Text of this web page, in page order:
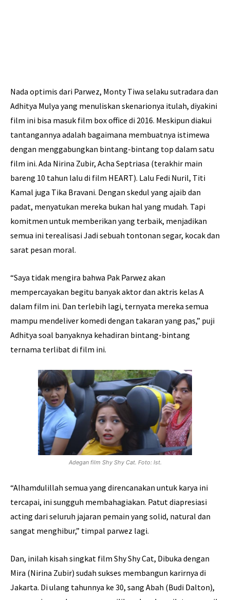
Nada optimis dari Parwez, Monty Tiwa selaku sutradara dan
Adhitya Mulya yang menuliskan skenarionya itulah, diyakini
film ini bisa masuk film box office di 2016. Meskipun diakui
tantangannya adalah bagaimana membuatnya istimewa
dengan menggabungkan bintang-bintang top dalam satu
film ini. Ada Nirina Zubir, Acha Septriasa (terakhir main
bareng 10 tahun lalu di film HEART). Lalu Fedi Nuril, Titi
Kamal juga Tika Bravani. Dengan skedul yang ajaib dan
padat, menyatukan mereka bukan hal yang mudah. Tapi
komitmen untuk memberikan yang terbaik, menjadikan
semua ini terealisasi Jadi sebuah tontonan segar, kocak dan
sarat pesan moral.
“Saya tidak mengira bahwa Pak Parwez akan
mempercayakan begitu banyak aktor dan aktris kelas A
dalam film ini. Dan terlebih lagi, ternyata mereka semua
mampu mendeliver komedi dengan takaran yang pas,” puji
Adhitya soal banyaknya kehadiran bintang-bintang
ternama terlibat di film ini.
Adegan film Shy Shy Cat. Foto: Ist.
“Alhamdulillah semua yang direncanakan untuk karya ini
tercapai, ini sungguh membahagiakan. Patut diapresiasi
acting dari seluruh jajaran pemain yang solid, natural dan
sangat menghibur,” timpal parwez lagi.
Dan, inilah kisah singkat film Shy Shy Cat, Dibuka dengan
Mira (Nirina Zubir) sudah sukses membangun karirnya di
Jakarta. Di ulang tahunnya ke 30, sang Abah (Budi Dalton),